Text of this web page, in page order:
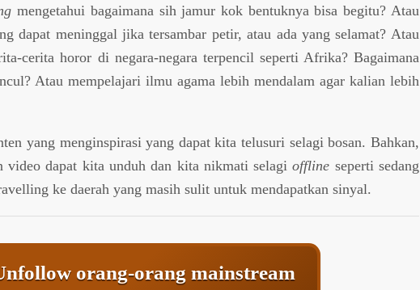
mengetahui bagaimana sih jamur kok bentuknya bisa begitu? Atau
dapat meninggal jika tersambar petir, atau ada yang selamat? Atau
cerita horor di negara-negara terpencil seperti Afrika? Bagaimana
Atau mempelajari ilmu agama lebih mendalam agar kalian lebih
yang menginspirasi yang dapat kita telusuri selagi bosan. Bahkan,
video dapat kita unduh dan kita nikmati selagioffline seperti sedang
ke daerah yang masih sulit untuk mendapatkan sinyal.
orang-orang mainstream